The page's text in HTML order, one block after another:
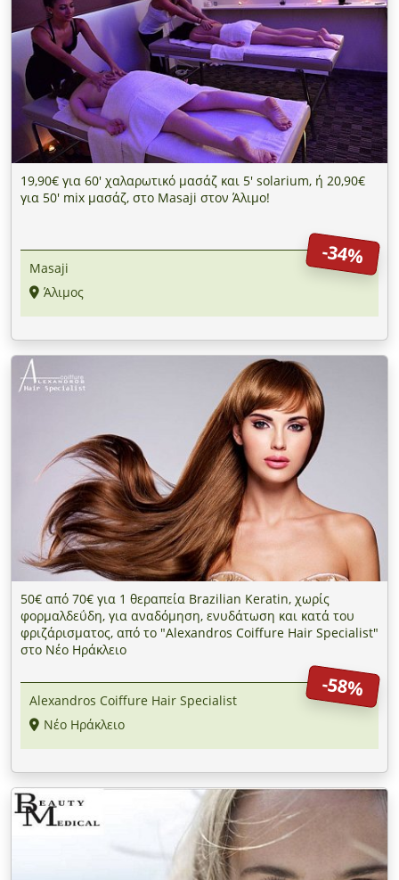
19,90€ για 60' χαλαρωτικό μασάζ και 5' solarium, ή 20,90€
για 50' mix μασάζ, στο Masaji στον Άλιμο!
-34%
Masaji
Άλιμος
50€ από 70€ για 1 θεραπεία Brazilian Keratin, χωρίς
φορμαλδεΰδη, για αναδόμηση, ενυδάτωση και κατά του
φριζάρισματος, από το "Alexandros Coiffure Hair Specialist"
στο Νέο Ηράκλειο
-58%
Alexandros Coiffure Hair Specialist
Νέο Ηράκλειο